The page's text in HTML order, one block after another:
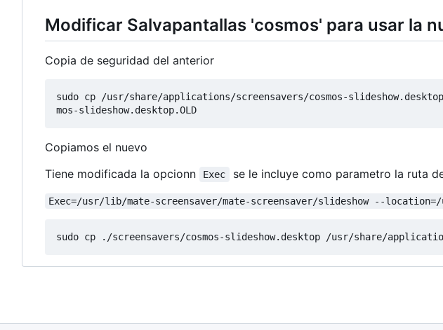
Modificar Salvapantallas 'cosmos' para usar la
Copia de seguridad del anterior
sudo cp /usr/share/applications/screensavers/cosmos-
Copiamos el nuevo
Tiene modificada la opcionn
Exec se le incluye como parametro la ruta
Exec=/usr/lib/mate-screensaver/mate-screensaver/slideshow --location=/